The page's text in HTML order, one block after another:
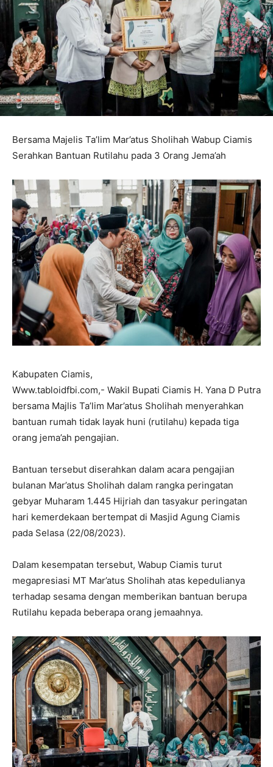
Bersama Majelis Ta’lim Mar’atus Sholihah Wabup Ciamis
Serahkan Bantuan Rutilahu pada 3 Orang Jema’ah
Kabupaten Ciamis,
Www.tabloidfbi.com,- Wakil Bupati Ciamis H. Yana D Putra
bersama Majlis Ta’lim Mar’atus Sholihah menyerahkan
bantuan rumah tidak layak huni (rutilahu) kepada tiga
orang jema’ah pengajian.
Bantuan tersebut diserahkan dalam acara pengajian
bulanan Mar’atus Sholihah dalam rangka peringatan
gebyar Muharam 1.445 Hijriah dan tasyakur peringatan
hari kemerdekaan bertempat di Masjid Agung Ciamis
pada Selasa (22/08/2023).
Dalam kesempatan tersebut, Wabup Ciamis turut
megapresiasi MT Mar’atus Sholihah atas kepedulianya
terhadap sesama dengan memberikan bantuan berupa
Rutilahu kepada beberapa orang jemaahnya.